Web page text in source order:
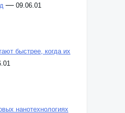
— 09.06.01
быстрее, когда их
нанотехнологиях